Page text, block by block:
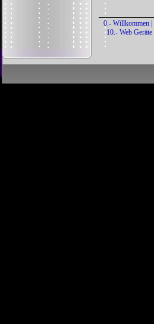
0.- Willkommen
10.- Web Geräte